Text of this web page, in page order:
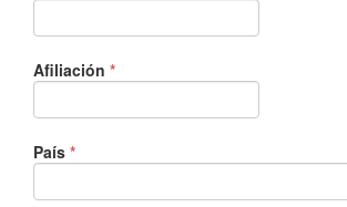
Afiliación *Obligatorio
País *Obligatorio